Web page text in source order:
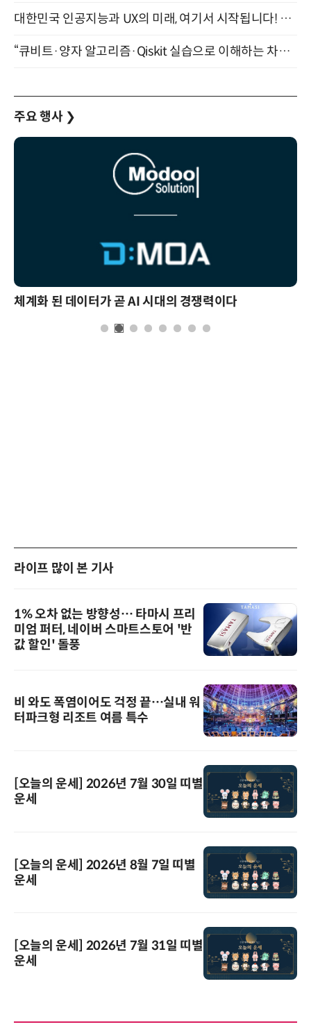
대한민국 인공지능과 UX의 미래, 여기서 시작됩니다! UX Korea 2026 - Fall 9월 2일 개최
“큐비트·양자 알고리즘·Qiskit 실습으로 이해하는 차세대 컴퓨팅” (8/28)
주요 행사 ❯
체계화 된 데이터가 곧 AI 시대의 경쟁력이다
라이프 많이 본 기사
1% 오차 없는 방향성… 타마시 프리
미엄 퍼터, 네이버 스마트스토어 '반
값 할인' 돌풍
비 와도 폭염이어도 걱정 끝…실내 워
터파크형 리조트 여름 특수
[오늘의 운세] 2026년 7월 30일 띠별
운세
[오늘의 운세] 2026년 8월 7일 띠별
운세
[오늘의 운세] 2026년 7월 31일 띠별
운세